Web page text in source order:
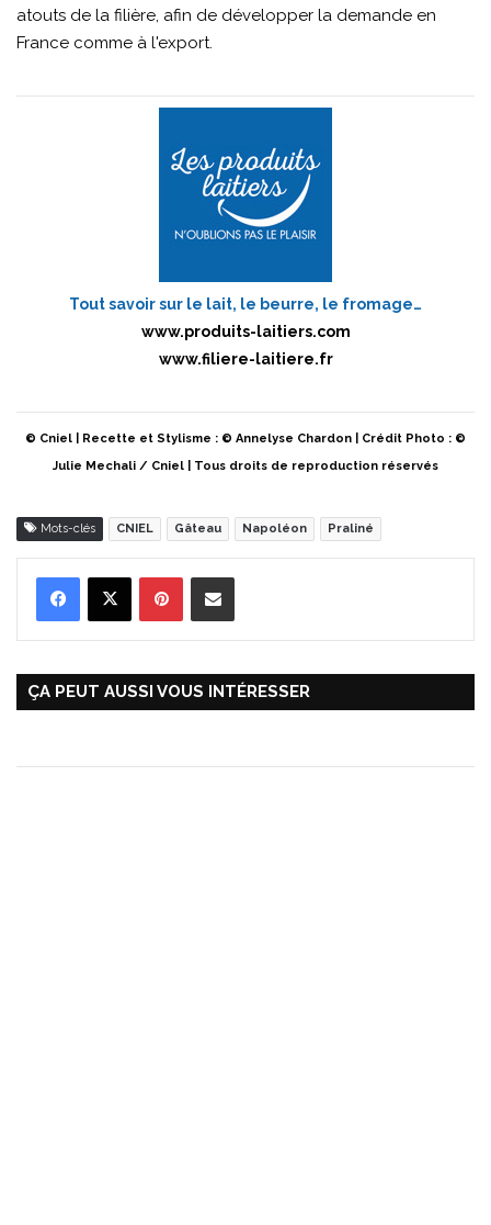
atouts de la filière, afin de développer la demande en
France comme à l'export.
Tout savoir sur le lait, le beurre, le fromage…
www.produits-laitiers.com
www.filiere-laitiere.fr
© Cniel | Recette et Stylisme : © Annelyse Chardon | Crédit Photo : ©
Julie Mechali / Cniel | Tous droits de reproduction réservés
Mots-clés CNIEL Gâteau Napoléon Praliné
ÇA PEUT AUSSI VOUS INTÉRESSER